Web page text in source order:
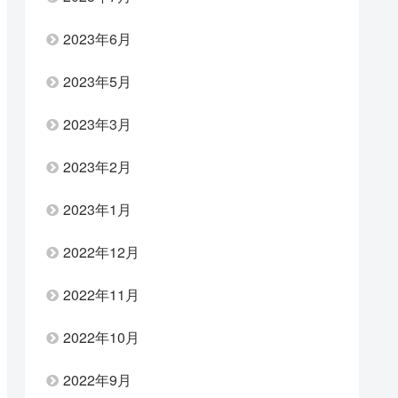
2023年6月
2023年5月
2023年3月
2023年2月
2023年1月
2022年12月
2022年11月
2022年10月
2022年9月